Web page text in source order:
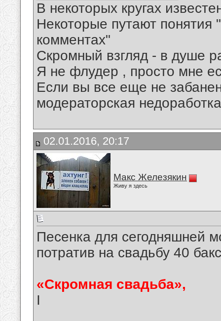
В некоторых кругах
Некоторые путают понятия
комментах"
Скромный взгляд - в душе
Я не флудер , просто мне
Если вы все еще не
модераторская
02.01.2016, 20:17
Макс Железякин
Живу я здесь
Песенка для сегодняшней
потратив на свадьбу 40
«Скромная свадьба»,
I